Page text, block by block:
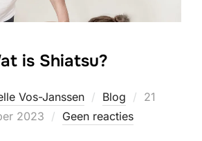
is Shiatsu?
Vos-Janssen Blog
Geplaatst
21
2023
Geen reacties